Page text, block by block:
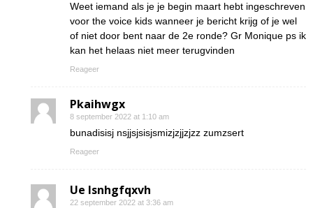
Weet iemand als je je begin maart hebt ingeschreven
voor the voice kids wanneer je bericht krijg of je wel
of niet door bent naar de 2e ronde? Gr Monique ps ik
kan het helaas niet meer terugvinden
Reageer
Pkaihwgx
8 september 2022 at 1:10 am
bunadisisj nsjjsjsisjsmizjzjjzjzz zumzsert
Reageer
Ue lsnhgfqxvh
22 september 2022 at 3:36 am